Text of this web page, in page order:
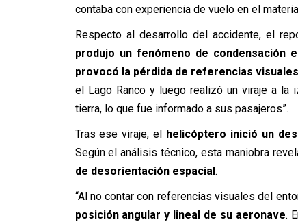
contaba con experiencia de vuelo en el
Respecto al desarrollo del accidente, el
produjo un fenómeno de condensación
provocó la pérdida de referencias
el Lago Ranco y luego realizó un viraje a la
tierra, lo que fue informado a sus pasajeros”.
Tras ese viraje, el helicóptero inició un
Según el análisis técnico, esta maniobra
de desorientación espacial.
“Al no contar con referencias visuales del
posición angular y lineal de su aeronave.